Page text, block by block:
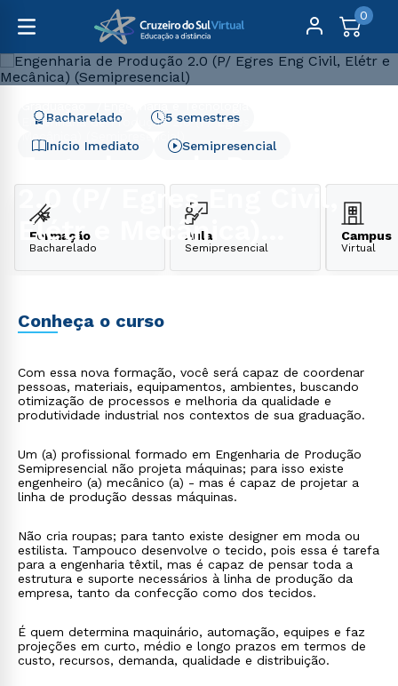
0
Engenharia de Produção 2.0 (P/ Egres Eng Civil, Elétr e
Mecânica) (Semipresencial)
2.0 (P/ Egres Eng Civil,
Elétr e Mecânica)
(Semipresencial)
Início Imediato
5 semestres
Bacharelado
Semipresencial
Formação
Bacharelado
Aula
Semipresencial
Campus
Virtual
Conheça o curso
Com essa nova formação, você será capaz de coordenar
pessoas, materiais, equipamentos, ambientes, buscando
otimização de processos e melhoria da qualidade e
produtividade industrial nos contextos de sua graduação.
Um (a) profissional formado em Engenharia de Produção
Semipresencial não projeta máquinas; para isso existe
engenheiro (a) mecânico (a) - mas é capaz de projetar a
linha de produção dessas máquinas.
Não cria roupas; para tanto existe designer em moda ou
estilista. Tampouco desenvolve o tecido, pois essa é tarefa
para a engenharia têxtil, mas é capaz de pensar toda a
estrutura e suporte necessários à linha de produção da
empresa, tanto da confecção como dos tecidos.
É quem determina maquinário, automação, equipes e faz
projeções em curto, médio e longo prazos em termos de
custo, recursos, demanda, qualidade e distribuição.